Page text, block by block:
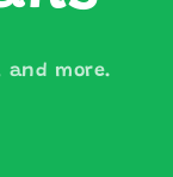
and more.